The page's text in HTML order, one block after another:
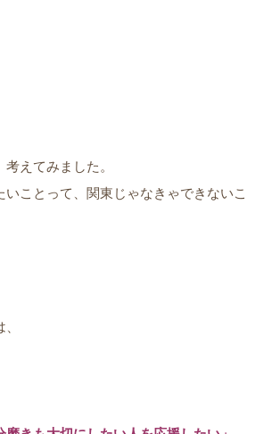
えてみました。
いことって、関東じゃなきゃできないこ